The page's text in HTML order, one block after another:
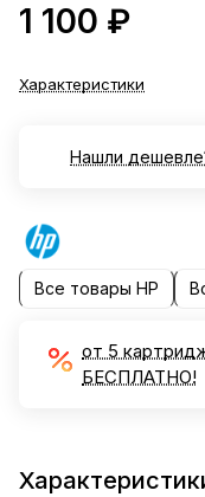
1 100 ₽
Характеристики
Нашли
Все товары HP
от 5
БЕСПЛАТНО!